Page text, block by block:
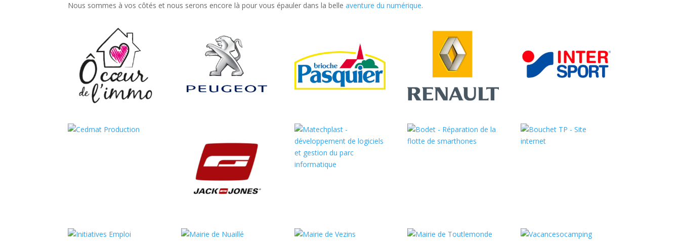
Nous sommes à vos côtés et nous serons encore là pour vous épauler dans la belleaventure du numérique.